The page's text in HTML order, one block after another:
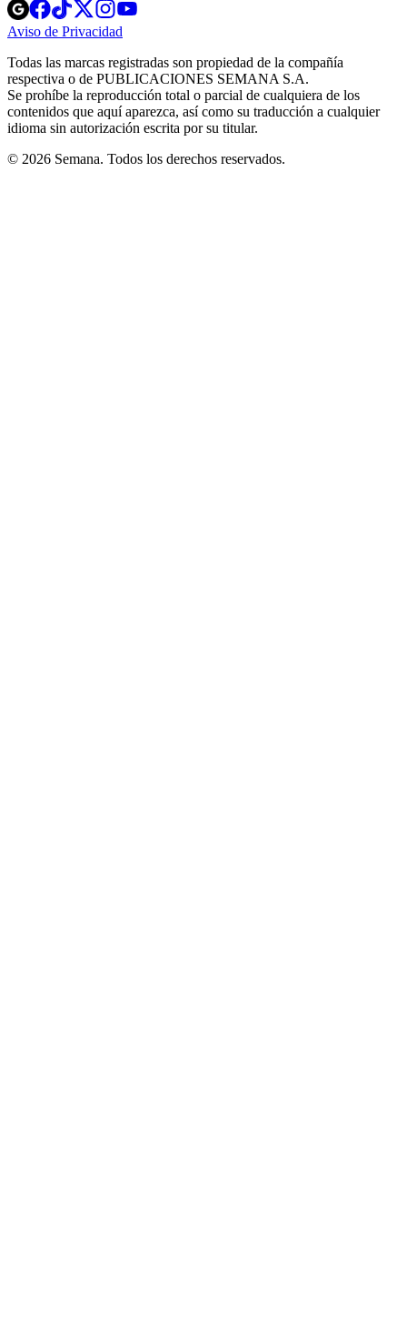
Opens
in
new
Opens
in
new
Opens
in
new
window
Opens
new
windowwindow
Aviso de Privacidad
new
window
Todas las marcas registradas son propiedad de la compañía
respectiva o de PUBLICACIONES SEMANA S.A.
Se prohíbe la reproducción total o parcial de cualquiera de los
contenidos que aquí aparezca, así como su traducción a cualquier
idioma sin autorización escrita por su titular.
© 2026 Semana. Todos los derechos reservados.